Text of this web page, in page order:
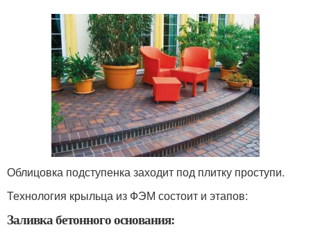
Облицовка подступенка заходит под плитку проступи.
Технология крыльца из ФЭМ состоит и этапов:
Заливка бетонного основания: